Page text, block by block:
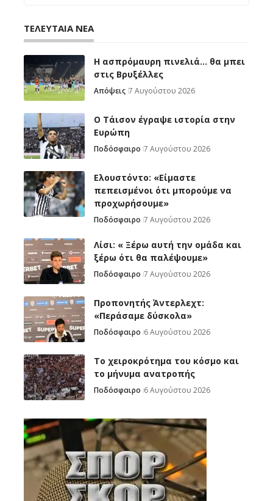
ΤΕΛΕΥΤΑΙΑ ΝΕΑ
Η ασπρόμαυρη πινελιά… θα μπει
στις Βρυξέλλες
Απόψεις 7 Αυγούστου 2026
Ο Τάισον έγραψε ιστορία στην
Ευρώπη
Ποδόσφαιρο 7 Αυγούστου 2026
Ελουστόντο: «Είμαστε
πεπεισμένοι ότι μπορούμε να
προχωρήσουμε»
Ποδόσφαιρο 7 Αυγούστου 2026
Λίσι: « Ξέρω αυτή την ομάδα και
ξέρω ότι θα παλέψουμε»
Ποδόσφαιρο 7 Αυγούστου 2026
Προπονητής Άντερλεχτ:
«Περάσαμε δύσκολα»
Ποδόσφαιρο 6 Αυγούστου 2026
Το χειροκρότημα του κόσμο και
το μήνυμα ανατροπής
Ποδόσφαιρο 6 Αυγούστου 2026